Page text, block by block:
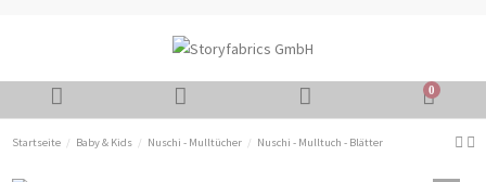
0
Startseite Baby & Kids Nuschi - Mulltücher Nuschi - Mulltuch - Blätter